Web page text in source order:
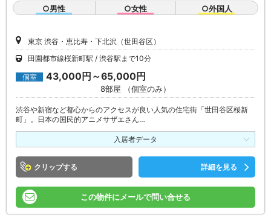
○男性 ○女性 ○外国人
東京 渋谷・恵比寿・下北沢（世田谷区）
田園都市線桜新町駅
渋谷駅まで10分
個室 43,000円～65,000円
8部屋 （個室のみ）
渋谷や新宿など都心からのアクセスが良い人気の住宅街「世田谷区桜新
町」。日本の国民的アニメサザエさん…
入居者データ
クリップ 詳細を見る
この物件にメールで問い合せる